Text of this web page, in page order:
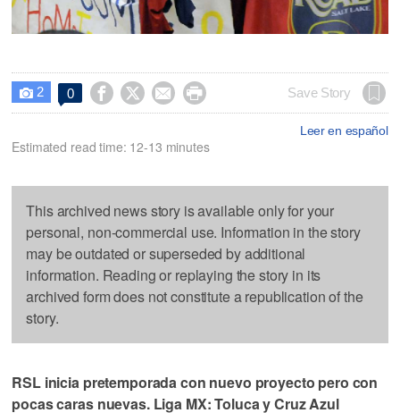
 2 0     Save Story
Leer en español
Estimated read time: 12-13 minutes
This archived news story is available only for your
personal, non-commercial use. Information in the story
may be outdated or superseded by additional
information. Reading or replaying the story in its
archived form does not constitute a republication of the
story.
RSL inicia pretemporada con nuevo proyecto pero con
pocas caras nuevas. Liga MX: Toluca y Cruz Azul